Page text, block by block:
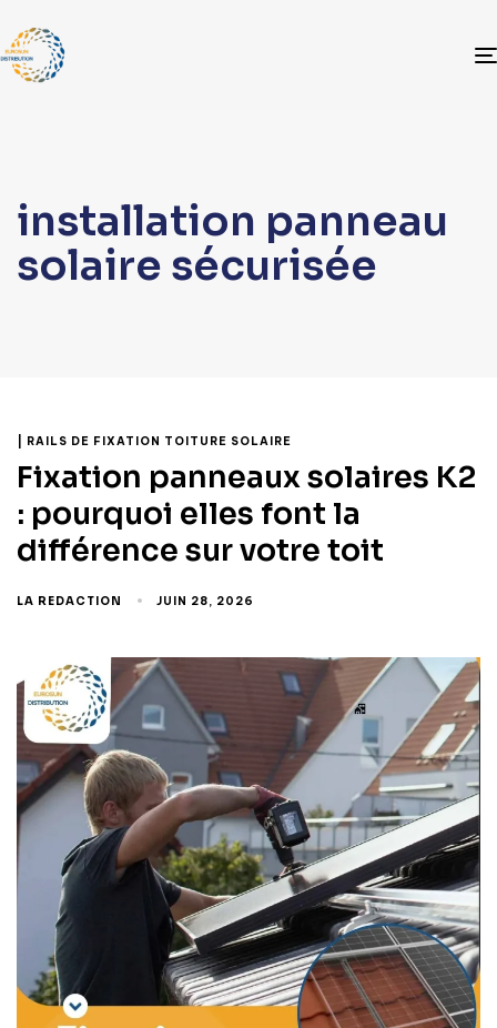
installation panneau
solaire sécurisée
| RAILS DE FIXATION TOITURE SOLAIRE
Fixation panneaux solaires K2
: pourquoi elles font la
différence sur votre toit
LA REDACTION JUIN 28, 2026